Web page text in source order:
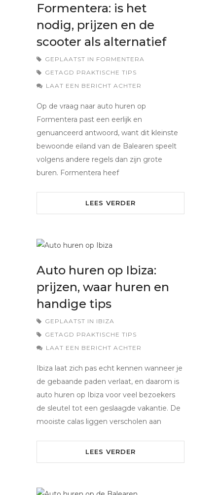
Formentera: is het
nodig, prijzen en de
scooter als alternatief
GEPLAATST IN FORMENTERA
GETAGD PRAKTISCHE TIPS
LAAT EEN BERICHT ACHTER
Op de vraag naar auto huren op
Formentera past een eerlijk en
genuanceerd antwoord, want dit kleinste
bewoonde eiland van de Balearen speelt
volgens andere regels dan zijn grote
buren. Formentera heef
LEES VERDER
Auto huren op Ibiza:
prijzen, waar huren en
handige tips
GEPLAATST IN IBIZA
GETAGD PRAKTISCHE TIPS
LAAT EEN BERICHT ACHTER
Ibiza laat zich pas echt kennen wanneer je
de gebaande paden verlaat, en daarom is
auto huren op Ibiza voor veel bezoekers
de sleutel tot een geslaagde vakantie. De
mooiste calas liggen verscholen aan
LEES VERDER